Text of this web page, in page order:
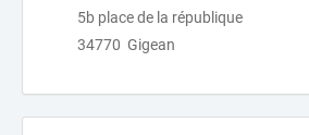
5b place de la république
34770 Gigean